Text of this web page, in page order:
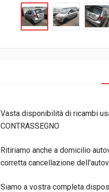
Vasta disponibilità di ricambi
CONTRASSEGNO
Ritiriamo anche a domicilio
corretta cancellazione
Siamo a vostra completa